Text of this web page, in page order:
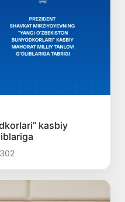
kasbiy
302